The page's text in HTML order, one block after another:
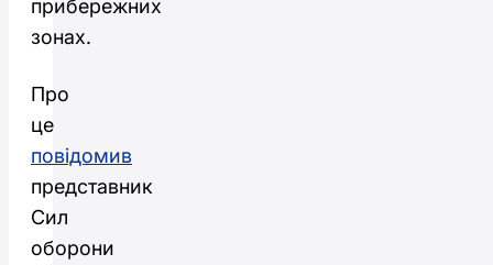
прибережних
зонах.
Про
це
повідомив
представник
Сил
оборони